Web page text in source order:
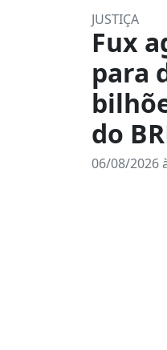
JUSTIÇA
Fux
para
do
06/08/2026